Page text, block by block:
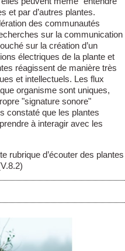
et par d’autres plantes.
des communautés
sur la communication
sur la création d’un
électriques de la plante et
réagissent de manière très
et intellectuels. Les flux
organisme sont uniques,
"signature sonore"
constaté que les plantes
à interagir avec les
rubrique d’écouter des plantes